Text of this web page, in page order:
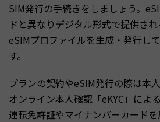
SIM発行の手続きをしましょう。
ドと異なりデジタル形式で提供さ
eSIMプロファイルを生成・発行し
す。
プランの契約やeSIM発行の際は本
オンライン本人確認「eKYC」によ
運転免許証やマイナンバーカード